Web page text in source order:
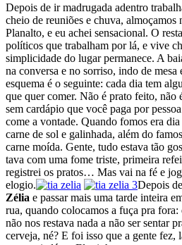
Depois de ir madrugada adentro
cheio de reuniões e chuva, almoçamos
Planalto, e eu achei sensacional. O
políticos que trabalham por lá, e vive
simplicidade do lugar permanece. A
na conversa e no sorriso, indo de mesa
esquema é o seguinte: cada dia tem
que quer comer. Não é prato feito, não
sem cardápio que você paga por
come a vontade. Quando fomos era
carne de sol e galinhada, além do
carne moída. Gente, tudo estava tão
tava com uma fome triste, primeira
registrei os pratos… Mas vai na fé e
elogio.
Depois
Zélia e passar mais uma tarde inteira
rua, quando colocamos a fuça pra
não nos restava nada a não ser sentar
cerveja, né? E foi isso que a gente fez,